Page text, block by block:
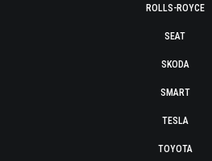
ROLLS-ROYCE
SEAT
SKODA
SMART
TESLA
TOYOTA